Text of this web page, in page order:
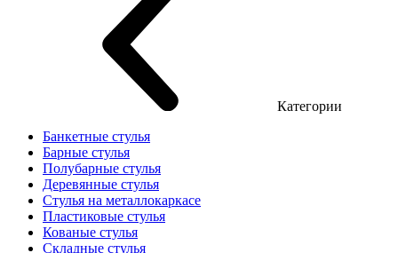
Категории
Банкетные стулья
Барные стулья
Полубарные стулья
Деревянные стулья
Стулья на металлокаркасе
Пластиковые стулья
Кованые стулья
Складные стулья